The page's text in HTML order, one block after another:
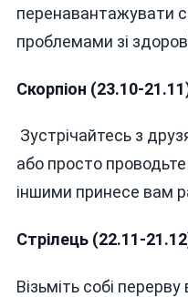
перенавантажувати
проблемами зі
Скорпіон (23.10-
Зустрічайтесь з
або просто
іншими принесе вам
Стрілець (22.11-
Візьміть собі